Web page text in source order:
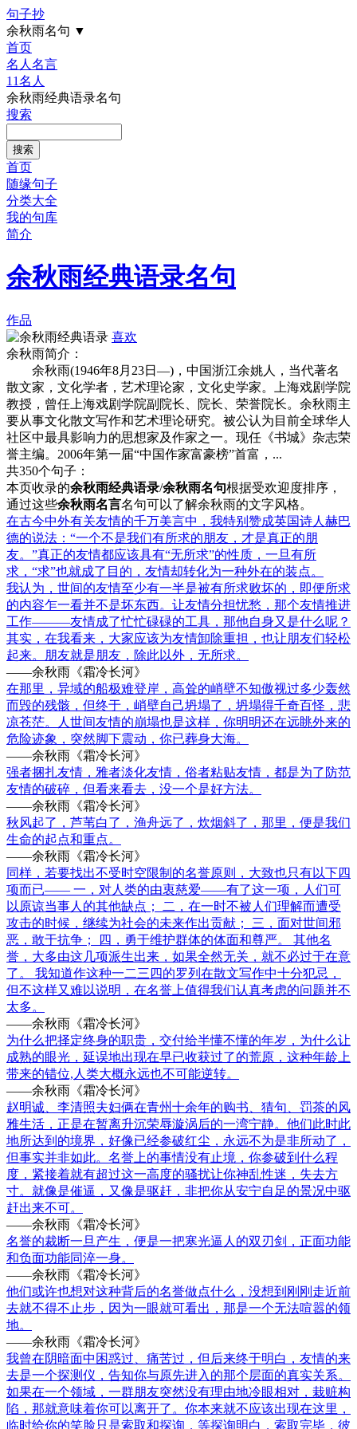
句子抄
余秋雨名句 ▼
首页
名人名言
11名人
余秋雨经典语录名句
搜索
首页
随缘句子
分类大全
我的句库
简介
余秋雨经典语录名句
作品
喜欢
余秋雨简介：
余秋雨(1946年8月23日—)，中国浙江余姚人，当代著名
散文家，文化学者，艺术理论家，文化史学家。上海戏剧学院
教授，曾任上海戏剧学院副院长、院长、荣誉院长。余秋雨主
要从事文化散文写作和艺术理论研究。被公认为目前全球华人
社区中最具影响力的思想家及作家之一。现任《书城》杂志荣
誉主编。2006年第一届“中国作家富豪榜”首富，...
共350个句子：
本页收录的余秋雨经典语录/余秋雨名句根据受欢迎度排序，
通过这些余秋雨名言名句可以了解余秋雨的文字风格。
在古今中外有关友情的千万美言中，我特别赞成英国诗人赫巴
德的说法：“一个不是我们有所求的朋友，才是真正的朋
友。”真正的友情都应该具有“无所求”的性质，一旦有所
求，“求”也就成了目的，友情却转化为一种外在的装点。
我认为，世间的友情至少有一半是被有所求败坏的，即便所求
的内容乍一看并不是坏东西。让友情分担忧愁，那个友情推进
工作———友情成了忙忙碌碌的工具，那他自身又是什么呢？
其实，在我看来，大家应该为友情卸除重担，也让朋友们轻松
起来。朋友就是朋友，除此以外，无所求。
——余秋雨《霜冷长河》
在那里，异域的船极难登岸，高耸的峭壁不知傲视过多少轰然
而毁的残骸，但终于，峭壁自己坍塌了，坍塌得千奇百怪，悲
凉苍茫。人世间友情的崩塌也是这样，你明明还在远眺外来的
危险迹象，突然脚下震动，你已葬身大海。
——余秋雨《霜冷长河》
强者捆扎友情，雅者淡化友情，俗者粘贴友情，都是为了防范
友情的破碎，但看来看去，没一个是好方法。
——余秋雨《霜冷长河》
秋风起了，芦苇白了，渔舟远了，炊烟斜了，那里，便是我们
生命的起点和重点。
——余秋雨《霜冷长河》
同样，若要找出不受时空限制的名誉原则，大致也只有以下四
项而已—— 一，对人类的由衷慈爱——有了这一项，人们可
以原谅当事人的其他缺点； 二，在一时不被人们理解而遭受
攻击的时候，继续为社会的未来作出贡献； 三，面对世间邪
恶，敢于抗争； 四，勇于维护群体的体面和尊严。 其他名
誉，大多由这几项派生出来，如果全然无关，就不必过于在意
了。 我知道作这种一二三四的罗列在散文写作中十分犯忌，
但不这样又难以说明，在名誉上值得我们认真考虑的问题并不
太多。
——余秋雨《霜冷长河》
为什么把择定终身的职贵，交付给半懂不懂的年岁，为什么让
成熟的眼光，延误地出现在早已收获过了的荒原，这种年龄上
带来的错位,人类大概永远也不可能逆转。
——余秋雨《霜冷长河》
赵明诚、李清照夫妇俩在青州十余年的购书、猜句、罚茶的风
雅生活，正是在暂离升沉荣辱漩涡后的一湾宁静。他们此时此
地所达到的境界，好像已经参破红尘，永远不为是非所动了，
但事实并非如此。名誉上的事情没有止境，你参破到什么程
度，紧接着就有超过这一高度的骚扰让你神乱性迷，失去方
寸。就像是催逼，又像是驱赶，非把你从安宁自足的景况中驱
赶出来不可。
——余秋雨《霜冷长河》
名誉的裁断一旦产生，便是一把寒光逼人的双刃剑，正面功能
和负面功能同淬一身。
——余秋雨《霜冷长河》
他们或许也想对这种背后的名誉做点什么，没想到刚刚走近前
去就不得不止步，因为一眼就可看出，那是一个无法喧嚣的领
地。
——余秋雨《霜冷长河》
我曾在阴暗面中困惑过、痛苦过，但后来终于明白，友情的来
去是一个探测仪，告知你与原先进入的那个层面的真实关系。
如果在一个领域，一群朋友突然没有理由地冷眼相对，栽赃构
陷，那就意味着你可以离开了。你本来就不应该出现在这里，
临时给你的笑脸只是索取和探询，等探询明白，索取完毕，彼